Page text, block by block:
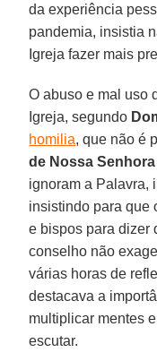
da experiência
pandemia, insistia
Igreja fazer mais
O abuso e mal uso
Igreja, segundo
homilia, que não é
de Nossa Senhora
ignoram a Palavra,
insistindo para que
e bispos para dizer
conselho não
várias horas de
destacava a
multiplicar mentes
escutar.